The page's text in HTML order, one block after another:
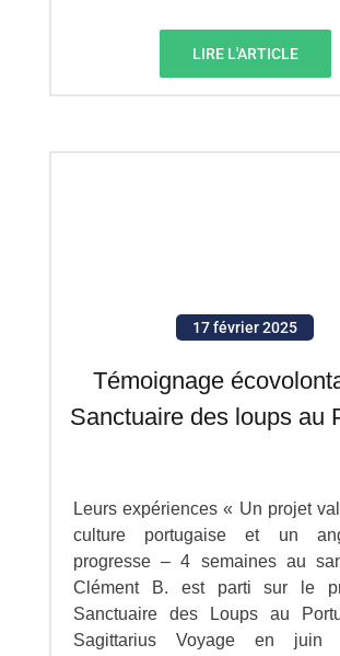
LIRE L'ARTICLE
17 février 2025
Témoignage
Sanctuaire des loups au
Leurs expériences « Un projet
culture portugaise et un
progresse – 4 semaines au
Clément B. est parti sur le
Sanctuaire des Loups au
Sagittarius Voyage en juin